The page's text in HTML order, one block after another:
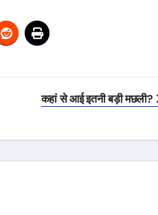
कहां से आई इतनी बड़ी मछली?